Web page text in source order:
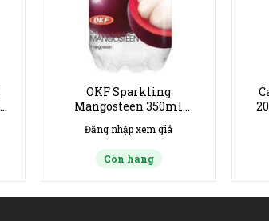
OKF Sparkling
Mangosteen 350ml
Đăng nhập xem giá
Còn hàng